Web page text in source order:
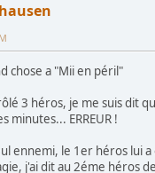
chose a "Mii en péril"
3 héros, je me suis dit
minutes... ERREUR !
ennemi, le 1er héros lui
j'ai dit au 2éme héros